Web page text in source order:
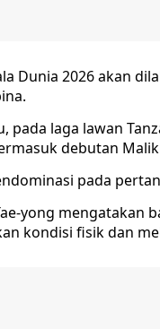
Dunia 2026 akan
pada laga lawan
debutan Malik
pada
yong
kondisi fisik dan